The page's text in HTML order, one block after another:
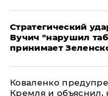
Стратегический
Вучич "нарушил
принимает
Коваленко
Кремля и объяснил,